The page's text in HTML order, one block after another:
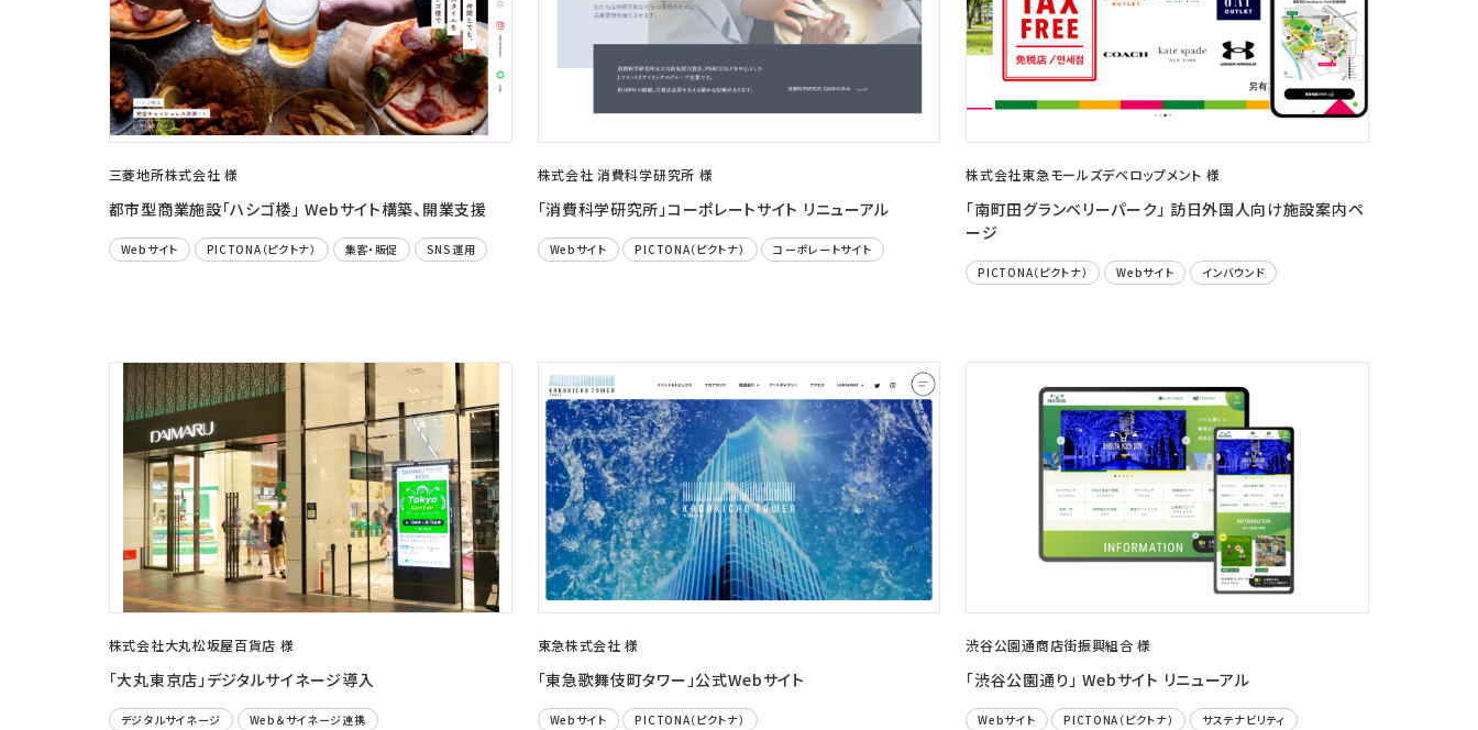
三菱地所株式会社 様
都市型商業施設「ハシゴ楼」 Webサイト構築、開業支援
Webサイト PICTONA（ピクトナ） 集客・販促 SNS運用
株式会社 消費科学研究所 様
「消費科学研究所」コーポレートサイト リニューアル
Webサイト PICTONA（ピクトナ） コーポレートサイト
株式会社東急モールズデベロップメント 様
「南町田グランベリーパーク」 訪日外国人向け施設案内ペ
ージ
PICTONA（ピクトナ） Webサイト インバウンド
株式会社大丸松坂屋百貨店 様
「大丸東京店」デジタルサイネージ導入
デジタルサイネージ
Web＆サイネージ連携
東急株式会社 様
「東急歌舞伎町タワー」公式Webサイト
Webサイト PICTONA（ピクトナ）
渋谷公園通商店街振興組合 様
「渋谷公園通り」 Webサイト リニューアル
Webサイト PICTONA（ピクトナ） サステナビリティ